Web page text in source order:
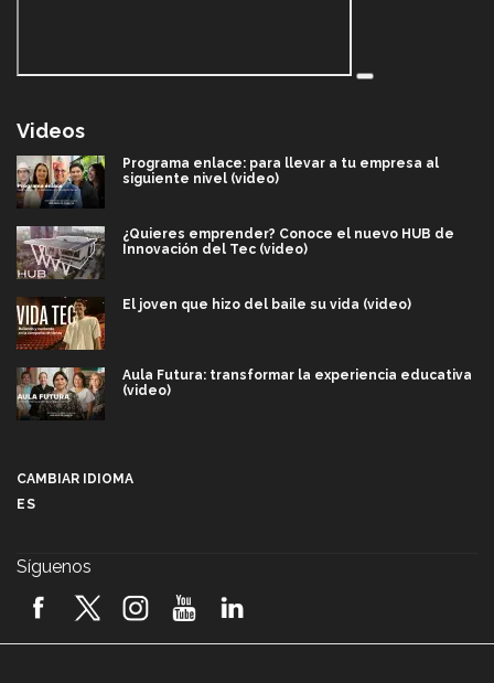
Videos
Programa enlace: para llevar a tu empresa al
siguiente nivel (video)
¿Quieres emprender? Conoce el nuevo HUB de
Innovación del Tec (video)
El joven que hizo del baile su vida (video)
Aula Futura: transformar la experiencia educativa
(video)
2026! (video)
CAMBIAR IDIOMA
ES
Síguenos